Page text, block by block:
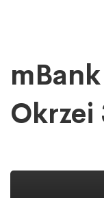
mBank
Koszalin,
ul.
Okrzei
Okrzei